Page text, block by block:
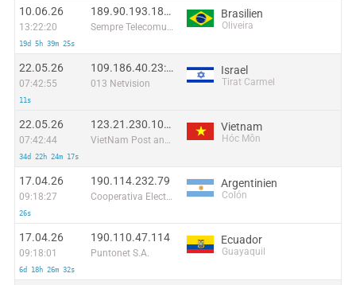
10.06.26
13:22:20
19d 5h 39m 25s
189.90.193.181:4787
Sempre Telecomunicacoes Ltda
Brasilien
Oliveira
22.05.26
07:42:55
11s
109.186.40.23:57020
013 Netvision
Israel
Tirat Carmel
22.05.26
07:42:44
34d 22h 24m 17s
123.21.230.107:48628
VietNam Post and Telecom Corporation
Vietnam
Hóc Môn
17.04.26
09:18:27
26s
190.114.232.79
Cooperativa Electrica de Colon (BA) LTDA
Argentinien
Colón
17.04.26
09:18:01
6d 18h 26m 32s
190.110.47.114
Puntonet S.A.
Ecuador
Guayaquil